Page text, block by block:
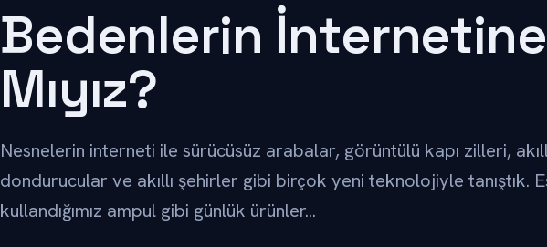
Bedenlerin İnternetine
Mıyız?
Nesnelerin interneti ile sürücüsüz arabalar, görüntülü kapı zilleri,
dondurucular ve akıllı şehirler gibi birçok yeni teknolojiyle tanıştık.
kullandığımız ampul gibi günlük ürünler...